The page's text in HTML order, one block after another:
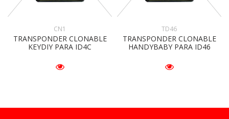
CN1
TRANSPONDER CLONABLE
KEYDIY PARA ID4C
TD46
TRANSPONDER CLONABLE
HANDYBABY PARA ID46